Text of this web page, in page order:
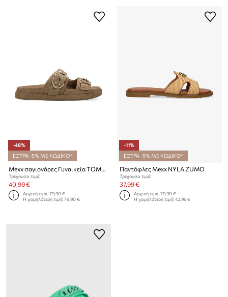
-48%
ΕΞΤΡΑ -5% ΜΕ ΚΩΔΙΚΟ*
Mexx σαγιονάρες Γυναικεία TOMA SIKIEL Sandal
Τρέχουσα τιμή:
40,99 €
Αρχική τιμή:79,90 €
Η χαμηλότερη τιμή:79,90 €
-11%
ΕΞΤΡΑ -5% ΜΕ ΚΩΔΙΚΟ*
Παντόφλες Mexx NYLA ZUMO
Τρέχουσα τιμή:
37,99 €
Αρχική τιμή:79,90 €
Η χαμηλότερη τιμή:42,99 €